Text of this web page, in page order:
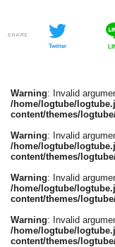
SHARE
Twitter
Warning: Invalid
/home/logtube/
content/themes/
Warning: Invalid
/home/logtube/
content/themes/
Warning: Invalid
/home/logtube/
content/themes/
Warning: Invalid
/home/logtube/
content/themes/